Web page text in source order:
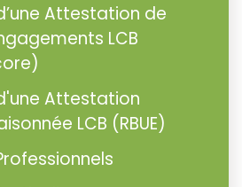
Attestation de
LCB
Attestation
LCB (RBUE)